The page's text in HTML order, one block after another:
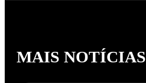
MAIS NOTÍCIAS